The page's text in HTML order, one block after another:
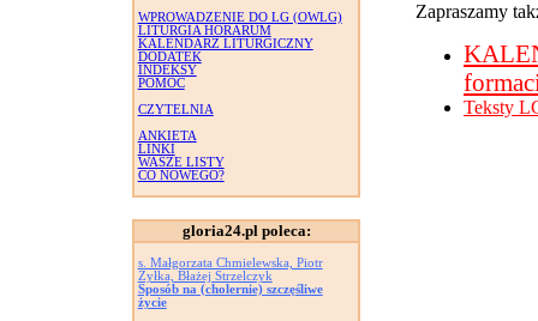
WPROWADZENIE DO LG (OWLG)
LITURGIA HORARUM
KALENDARZ LITURGICZNY
DODATEK
INDEKSY
POMOC
CZYTELNIA
ANKIETA
LINKI
WASZE LISTY
CO NOWEGO?
gloria24.pl poleca:
s. Małgorzata Chmielewska, Piotr
Żyłka, Błażej Strzelczyk
Sposób na (cholernie) szczęśliwe
życie
Zapraszamy
Teksty